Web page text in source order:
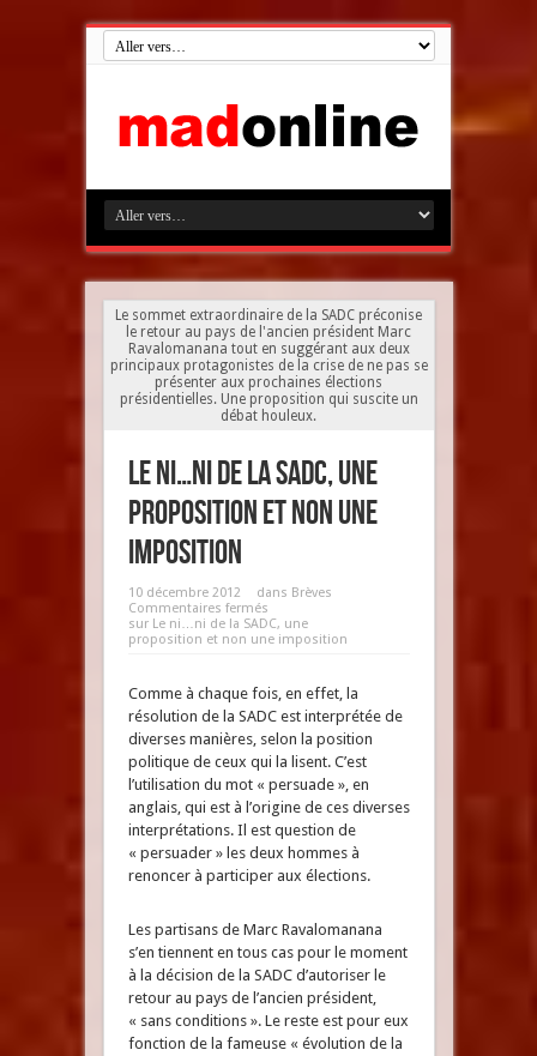
Le sommet extraordinaire de la SADC préconise
le retour au pays de l'ancien président Marc
Ravalomanana tout en suggérant aux deux
principaux protagonistes de la crise de ne pas se
présenter aux prochaines élections
présidentielles. Une proposition qui suscite un
débat houleux.
Le ni…ni de la SADC, une
proposition et non une
imposition
10 décembre 2012 dans Brèves
Commentaires fermés
sur Le ni…ni de la SADC, une
proposition et non une imposition
Comme à chaque fois, en effet, la
résolution de la SADC est interprétée de
diverses manières, selon la position
politique de ceux qui la lisent. C’est
l’utilisation du mot « persuade », en
anglais, qui est à l’origine de ces diverses
interprétations. Il est question de
« persuader » les deux hommes à
renoncer à participer aux élections.
Les partisans de Marc Ravalomanana
s’en tiennent en tous cas pour le moment
à la décision de la SADC d’autoriser le
retour au pays de l’ancien président,
« sans conditions ». Le reste est pour eux
fonction de la fameuse « évolution de la